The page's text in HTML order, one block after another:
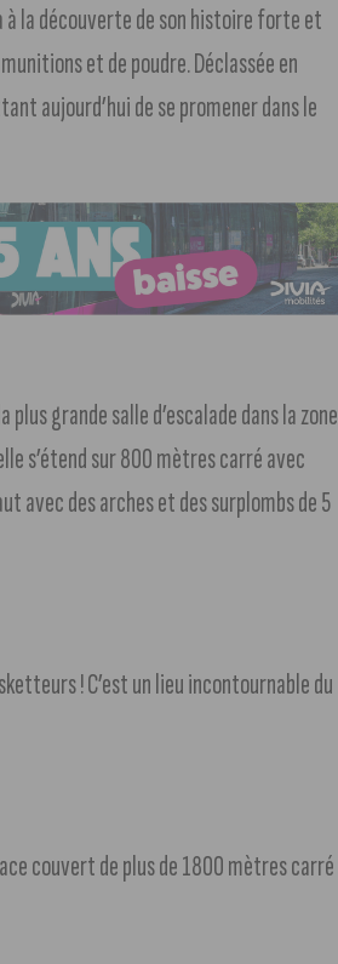
la découverte de son histoire forte et
et de poudre. Déclassée en
aujourd’hui de se promener dans le
grande salle d’escalade dans la zone
s’étend sur 800 mètres carré avec
avec des arches et des surplombs de 5
! C’est un lieu incontournable du
couvert de plus de 1800 mètres carré